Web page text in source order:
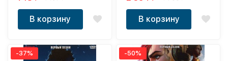
В корзину В корзину
-37% -50%